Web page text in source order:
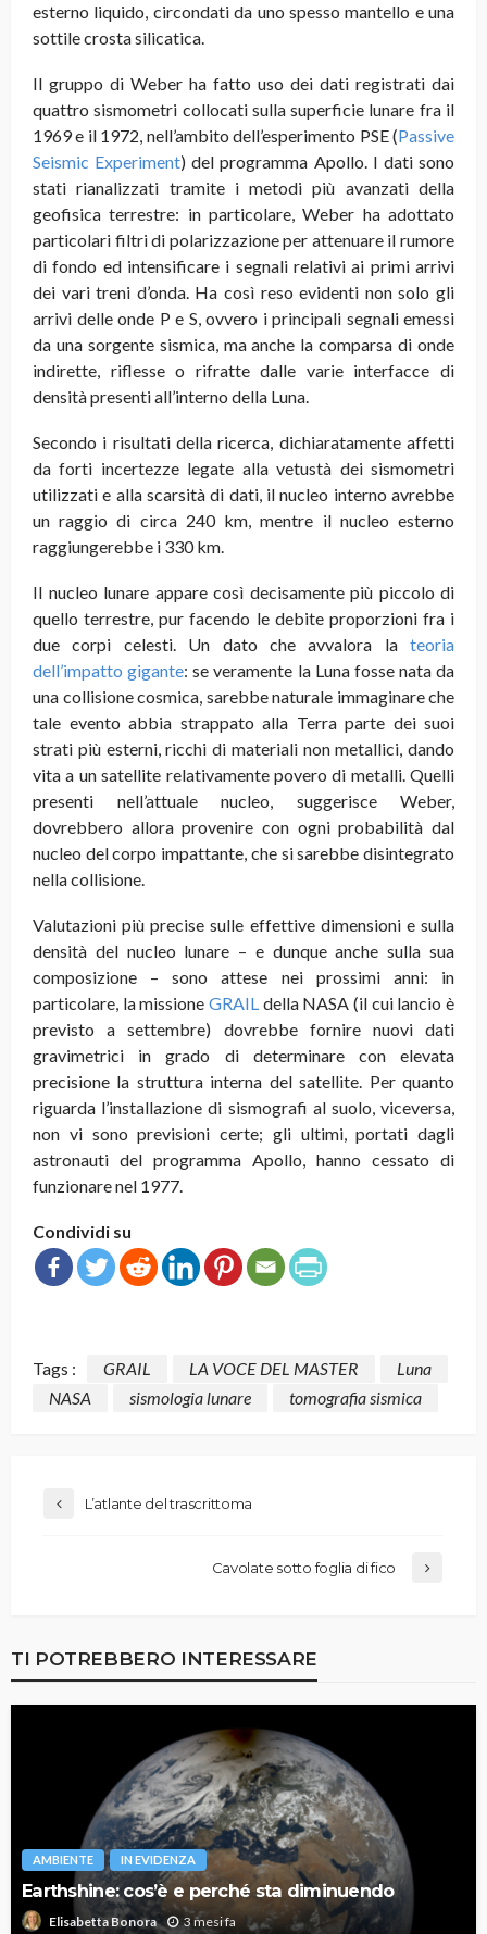
esterno liquido, circondati da uno spesso mantello e una
sottile crosta silicatica.
Il gruppo di Weber ha fatto uso dei dati registrati dai
quattro sismometri collocati sulla superficie lunare fra il
1969 e il 1972, nell’ambito dell’esperimento PSE (Passive
Seismic Experiment) del programma Apollo. I dati sono
stati rianalizzati tramite i metodi più avanzati della
geofisica terrestre: in particolare, Weber ha adottato
particolari filtri di polarizzazione per attenuare il rumore
di fondo ed intensificare i segnali relativi ai primi arrivi
dei vari treni d’onda. Ha così reso evidenti non solo gli
arrivi delle onde P e S, ovvero i principali segnali emessi
da una sorgente sismica, ma anche la comparsa di onde
indirette, riflesse o rifratte dalle varie interfacce di
densità presenti all’interno della Luna.
Secondo i risultati della ricerca, dichiaratamente affetti
da forti incertezze legate alla vetustà dei sismometri
utilizzati e alla scarsità di dati, il nucleo interno avrebbe
un raggio di circa 240 km, mentre il nucleo esterno
raggiungerebbe i 330 km.
Il nucleo lunare appare così decisamente più piccolo di
quello terrestre, pur facendo le debite proporzioni fra i
due corpi celesti. Un dato che avvalora la teoria
dell’impatto gigante: se veramente la Luna fosse nata da
una collisione cosmica, sarebbe naturale immaginare che
tale evento abbia strappato alla Terra parte dei suoi
strati più esterni, ricchi di materiali non metallici, dando
vita a un satellite relativamente povero di metalli. Quelli
presenti nell’attuale nucleo, suggerisce Weber,
dovrebbero allora provenire con ogni probabilità dal
nucleo del corpo impattante, che si sarebbe disintegrato
nella collisione.
Valutazioni più precise sulle effettive dimensioni e sulla
densità del nucleo lunare – e dunque anche sulla sua
composizione – sono attese nei prossimi anni: in
particolare, la missione GRAIL della NASA (il cui lancio è
previsto a settembre) dovrebbe fornire nuovi dati
gravimetrici in grado di determinare con elevata
precisione la struttura interna del satellite. Per quanto
riguarda l’installazione di sismografi al suolo, viceversa,
non vi sono previsioni certe; gli ultimi, portati dagli
astronauti del programma Apollo, hanno cessato di
funzionare nel 1977.
Condividi su
Tags : GRAIL LA VOCE DEL MASTER
Luna
NASA
sismologia lunare tomografia sismica
L’atlante del trascrittoma
Cavolate sotto foglia di fico
TI POTREBBERO INTERESSARE
AMBIENTE IN EVIDENZA
Earthshine: cos’è e perché sta diminuendo
Elisabetta Bonora 3 mesi fa